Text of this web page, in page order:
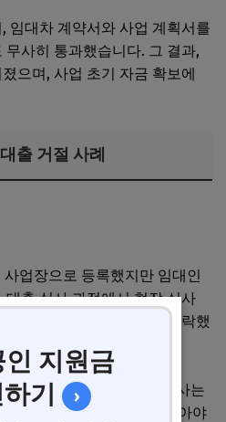
임대차 계약서와 사업 계획서를
사히 통과했습니다. 그 결과,
으며, 사업 초기 자금 확보에
출 거절 사례
업장으로 등록했지만 임대인
대출 심사 과정에서 현장 실사
지 않아 신뢰도가 크게 하락했
출 불가 판정을 내렸고, B사는
하는 등 재등록 절차를 밟아야
지원금
기
›